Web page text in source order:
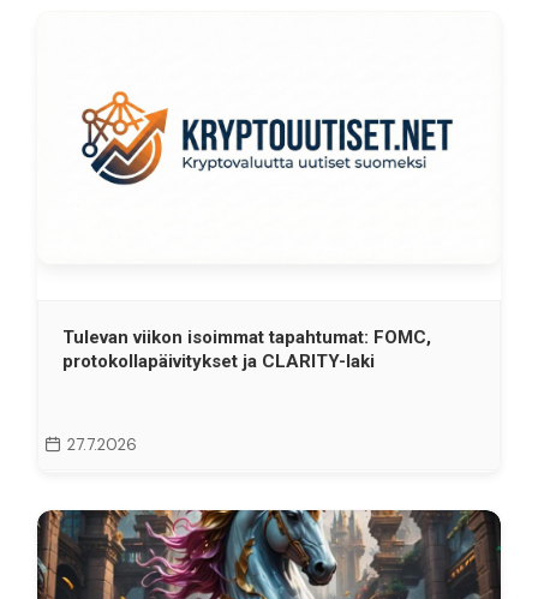
Tulevan viikon isoimmat tapahtumat: FOMC,
protokollapäivitykset ja CLARITY-laki
27.7.2026